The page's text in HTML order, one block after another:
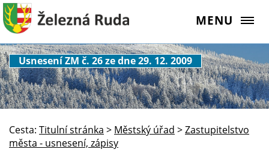
MENU
Usnesení ZM č. 26 ze dne 29. 12. 2009
Cesta: Titulní stránka > Městský úřad >Zastupitelstvo
města - usnesení, zápisy